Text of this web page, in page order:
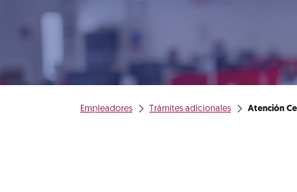
Empleadores Trámites adicionales Atención